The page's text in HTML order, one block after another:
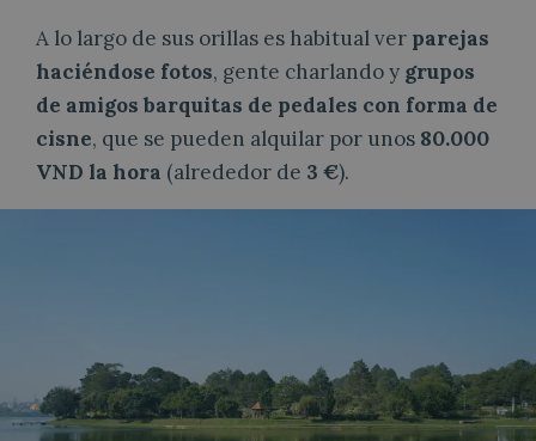
A lo largo de sus orillas es habitual ver parejas
haciéndose fotos, gente charlando y grupos
de amigos barquitas de pedales con forma de
cisne, que se pueden alquilar por unos 80.000
VND la hora (alrededor de 3 €).